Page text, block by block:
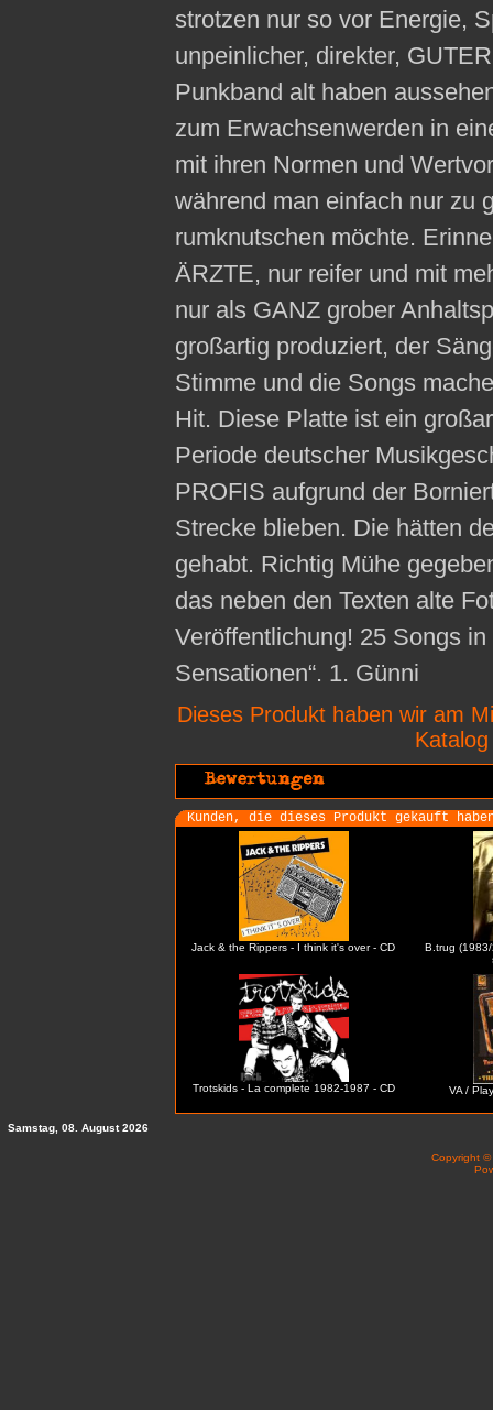
strotzen nur so vor Energie,
unpeinlicher, direkter,
Punkband alt haben
zum Erwachsenwerden in
mit ihren Normen und
während man einfach nur zu
rumknutschen möchte.
ÄRZTE, nur reifer und mit
nur als GANZ grober
großartig produziert, der
Stimme und die Songs
Hit. Diese Platte ist ein
Periode deutscher
PROFIS aufgrund der
Strecke blieben. Die hätten
gehabt. Richtig Mühe
das neben den Texten alte
Veröffentlichung! 25 Songs
Sensationen“. 1. Günni
Dieses Produkt haben wir am
Kunden, die dieses Produkt gekauft
Jack & the Rippers - I think it's over - CD
B.trug
Trotskids - La complete 1982-1987 - CD VA /
Samstag, 08. August 2026
Copyright